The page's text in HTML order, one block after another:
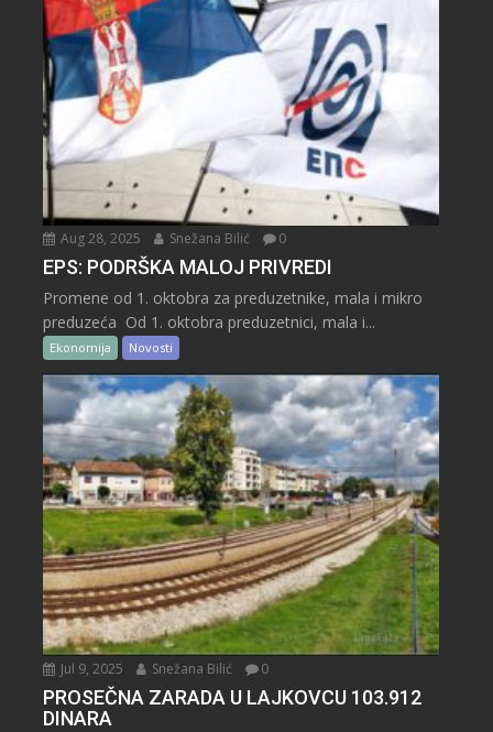
Aug 28, 2025 Snežana Bilić 0
EPS: PODRŠKA MALOJ PRIVREDI
Promene od 1. oktobra za preduzetnike, mala i mikro
preduzeća Od 1. oktobra preduzetnici, mala i...
Ekonomija Novosti
Jul 9, 2025 Snežana Bilić 0
PROSEČNA ZARADA U LAJKOVCU 103.912
DINARA